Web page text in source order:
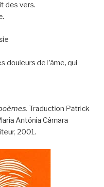
des vers.
douleurs de l’âme, qui
Traduction Patrick
Antónia Câmara
2001.